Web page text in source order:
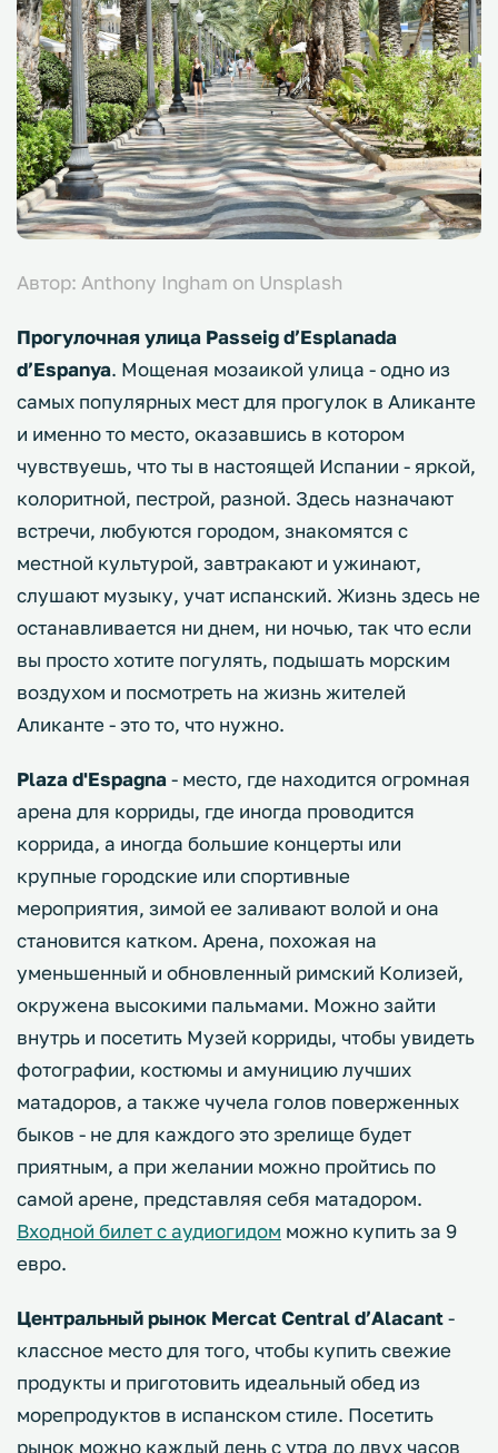
Автор: Anthony Ingham on Unsplash
Прогулочная улица Passeig d’Esplanada
d’Espanya. Мощеная мозаикой улица - одно из
самых популярных мест для прогулок в Аликанте
и именно то место, оказавшись в котором
чувствуешь, что ты в настоящей Испании - яркой,
колоритной, пестрой, разной. Здесь назначают
встречи, любуются городом, знакомятся с
местной культурой, завтракают и ужинают,
слушают музыку, учат испанский. Жизнь здесь не
останавливается ни днем, ни ночью, так что если
вы просто хотите погулять, подышать морским
воздухом и посмотреть на жизнь жителей
Аликанте - это то, что нужно.
Plaza d'Espagna- место, где находится огромная
арена для корриды, где иногда проводится
коррида, а иногда большие концерты или
крупные городские или спортивные
мероприятия, зимой ее заливают волой и она
становится катком. Арена, похожая на
уменьшенный и обновленный римский Колизей,
окружена высокими пальмами. Можно зайти
внутрь и посетить Музей корриды, чтобы увидеть
фотографии, костюмы и амуницию лучших
матадоров, а также чучела голов поверженных
быков - не для каждого это зрелище будет
приятным, а при желании можно пройтись по
самой арене, представляя себя матадором.
Входной билет с аудиогидом можно купить за 9
евро.
Центральный рынок Mercat Central d’Alacant-
классное место для того, чтобы купить свежие
продукты и приготовить идеальный обед из
морепродуктов в испанском стиле. Посетить
рынок можно каждый день с утра до двух часов